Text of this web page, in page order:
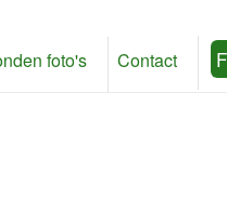
foto's Contact